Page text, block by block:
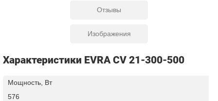
Отзывы
Изображения
Характеристики EVRA CV 21-300-500
Мощность, Вт
576